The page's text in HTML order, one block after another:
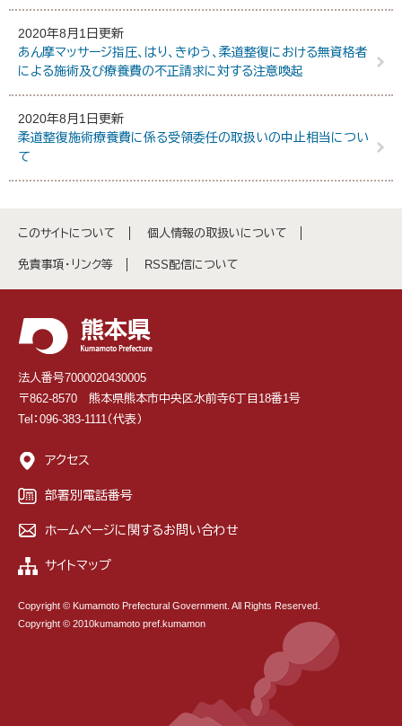
2020年8月1日更新
あん摩マッサージ指圧、はり、きゆう、柔道整復における無資格者
による施術及び療養費の不正請求に対する注意喚起
2020年8月1日更新
柔道整復施術療養費に係る受領委任の取扱いの中止相当につい
て
このサイトについて 個人情報の取扱いについて
免責事項・リンク等 RSS配信について
法人番号7000020430005
〒862-8570 熊本県熊本市中央区水前寺6丁目18番1号
Tel：096-383-1111（代表）
アクセス
部署別電話番号
ホームページに関するお問い合わせ
サイトマップ
Copyright © Kumamoto Prefectural Government. All Rights Reserved.
Copyright © 2010kumamoto pref.kumamon